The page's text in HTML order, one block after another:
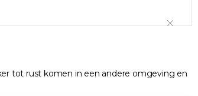
tot rust komen in een andere omgeving en